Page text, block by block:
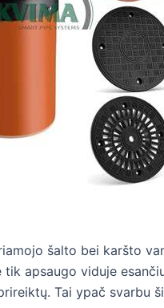
šalto bei karšto
apsaugo viduje
Tai ypač svarbu